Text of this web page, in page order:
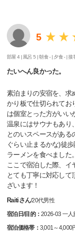
5
部屋 4 | 風呂 5 |朝食 - | 夕食 - |接
たいへん良かった。
素泊まりの安宿を、求
かり板で仕切られてお
は個室とった方がいい
温泉にはサウナもあり
とのいスペースがある
ぐらい止まるかな)徒
ラーメンを食べました。
ここで宿泊した際、イ
とても丁寧に対応して
ざいます！
Raitiさん/20代男性
宿泊日/目的：2026-03 一人
宿泊価格帯： 3,001～4,000